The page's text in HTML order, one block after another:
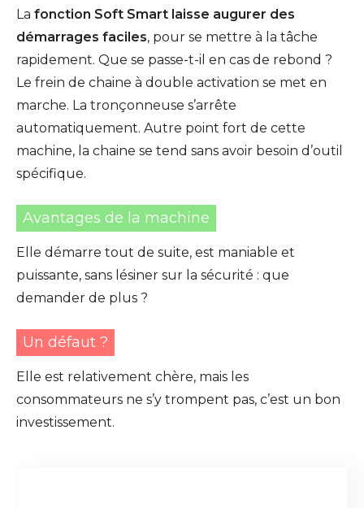
La fonction Soft Smart laisse augurer des
démarrages faciles, pour se mettre à la tâche
rapidement. Que se passe-t-il en cas de rebond ?
Le frein de chaine à double activation se met en
marche. La tronçonneuse s’arrête
automatiquement. Autre point fort de cette
machine, la chaine se tend sans avoir besoin d’outil
spécifique.
Avantages de la machine
Elle démarre tout de suite, est maniable et
puissante, sans lésiner sur la sécurité : que
demander de plus ?
Un défaut ?
Elle est relativement chère, mais les
consommateurs ne s’y trompent pas, c’est un bon
investissement.